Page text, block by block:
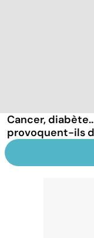
Cancer,
provoquent-ils